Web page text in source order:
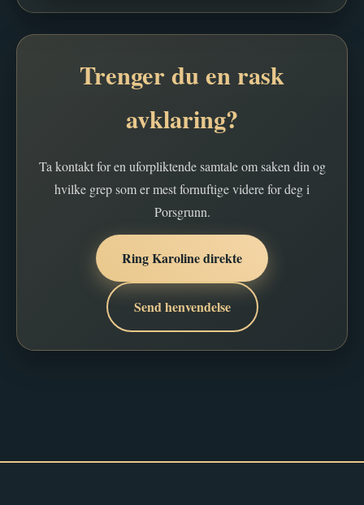
Trenger du en rask
avklaring?
Ta kontakt for en uforpliktende samtale om saken din og
hvilke grep som er mest fornuftige videre for deg i
Porsgrunn.
Ring Karoline direkte
Send henvendelse